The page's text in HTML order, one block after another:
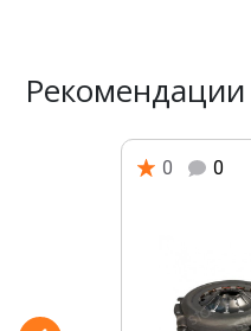
Рекомендации
0 0